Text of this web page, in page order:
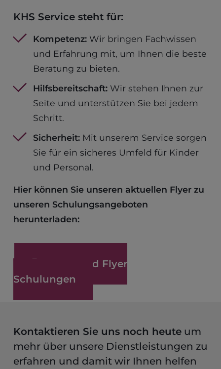
KHS Service steht für:
Kompetenz:Wir bringen Fachwissen
und Erfahrung mit, um Ihnen die beste
Beratung zu bieten.
Hilfsbereitschaft:Wir stehen Ihnen zur
Seite und unterstützen Sie bei jedem
Schritt.
Sicherheit:Mit unserem Service sorgen
Sie für ein sicheres Umfeld für Kinder
und Personal.
Hier können Sie unseren aktuellen Flyer zu
unseren Schulungsangeboten
herunterladen:
Download Flyer
Schulungen
Kontaktieren Sie uns noch heuteum
mehr über unsere Dienstleistungen zu
erfahren und damit wir Ihnen helfen